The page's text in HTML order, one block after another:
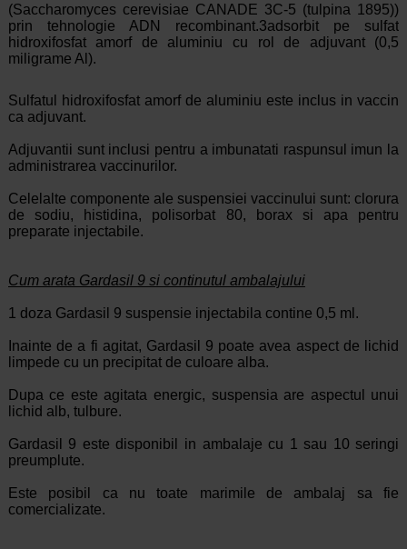
(Saccharomyces cerevisiae CANADE 3C-5 (tulpina 1895))
prin tehnologie ADN recombinant.3adsorbit pe sulfat
hidroxifosfat amorf de aluminiu cu rol de adjuvant (0,5
miligrame Al).
Sulfatul hidroxifosfat amorf de aluminiu este inclus in vaccin
ca adjuvant.
Adjuvantii sunt inclusi pentru a imbunatati raspunsul imun la
administrarea vaccinurilor.
Celelalte componente ale suspensiei vaccinului sunt: clorura
de sodiu, histidina, polisorbat 80, borax si apa pentru
preparate injectabile.
Cum arata Gardasil 9 si continutul ambalajului
1 doza Gardasil 9 suspensie injectabila contine 0,5 ml.
Inainte de a fi agitat, Gardasil 9 poate avea aspect de lichid
limpede cu un precipitat de culoare alba.
Dupa ce este agitata energic, suspensia are aspectul unui
lichid alb, tulbure.
Gardasil 9 este disponibil in ambalaje cu 1 sau 10 seringi
preumplute.
Este posibil ca nu toate marimile de ambalaj sa fie
comercializate.